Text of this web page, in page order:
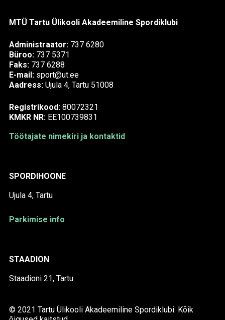
MTÜ Tartu Ülikooli Akadeemiline Spordiklubi
Administraator: 737 6280
Büroo: 737 5371
Faks: 737 6288
E-mail: sport@ut.ee
Aadress: Ujula 4, Tartu 51008
Registrikood: 80072321
KMKR NR: EE100739831
Töötajate nimekiri ja kontaktid
SPORDIHOONE
Ujula 4, Tartu
Parkimise info
STAADION
Staadioni 21, Tartu
© 2021 Tartu Ülikooli Akadeemiline Spordiklubi. Kõik